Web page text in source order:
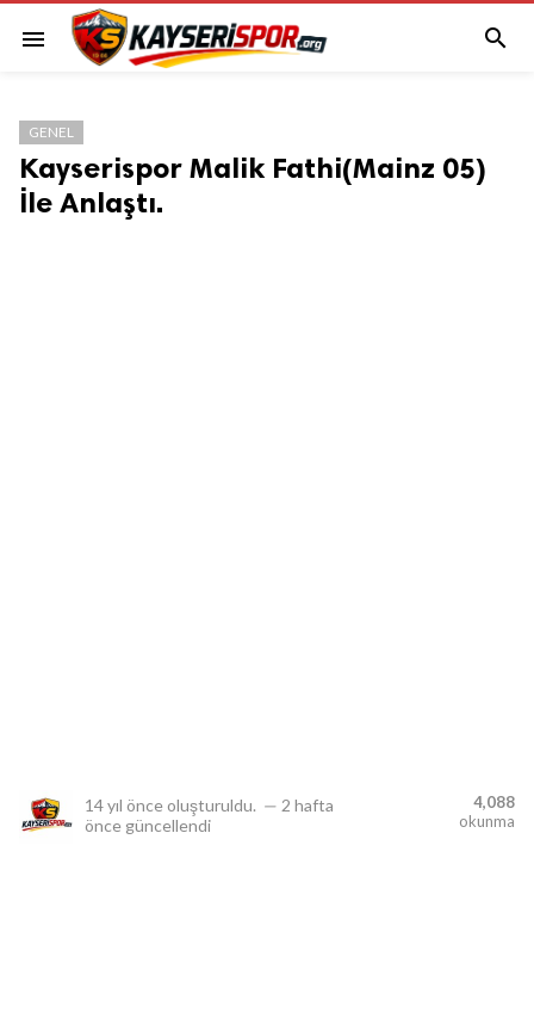
menu 
GENEL
Kayserispor Malik Fathi(Mainz 05)
İle Anlaştı.
14 yıl önce oluşturuldu. — 2 hafta
önce güncellendi
4,088
okunma